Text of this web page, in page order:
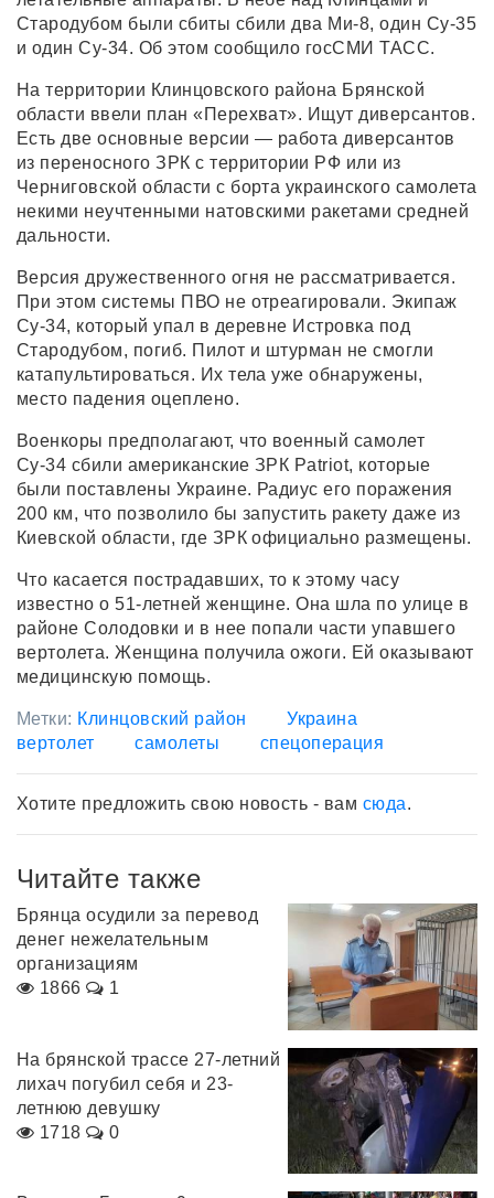
Стародубом были сбиты сбили два Ми-8, один Су-35
и один Су-34. Об этом сообщило госСМИ ТАСС.
На территории Клинцовского района Брянской
области ввели план «Перехват». Ищут диверсантов.
Есть две основные версии — работа диверсантов
из переносного ЗРК с территории РФ или из
Черниговской области с борта украинского самолета
некими неучтенными натовскими ракетами средней
дальности.
Версия дружественного огня не рассматривается.
При этом системы ПВО не отреагировали. Экипаж
Су-34, который упал в деревне Истровка под
Стародубом, погиб. Пилот и штурман не смогли
катапультироваться. Их тела уже обнаружены,
место падения оцеплено.
Военкоры предполагают, что военный самолет
Су-34 сбили американские ЗРК Patriot, которые
были поставлены Украине. Радиус его поражения
200 км, что позволило бы запустить ракету даже из
Киевской области, где ЗРК официально размещены.
Что касается пострадавших, то к этому часу
известно о 51-летней женщине. Она шла по улице в
районе Солодовки и в нее попали части упавшего
вертолета. Женщина получила ожоги. Ей оказывают
медицинскую помощь.
Метки: Клинцовский район
Украина
вертолет
самолеты спецоперация
Хотите предложить свою новость - вам сюда.
Читайте также
Брянца осудили за перевод
денег нежелательным
организациям
1866
1
На брянской трассе 27-летний
лихач погубил себя и 23-
летнюю девушку
1718
0